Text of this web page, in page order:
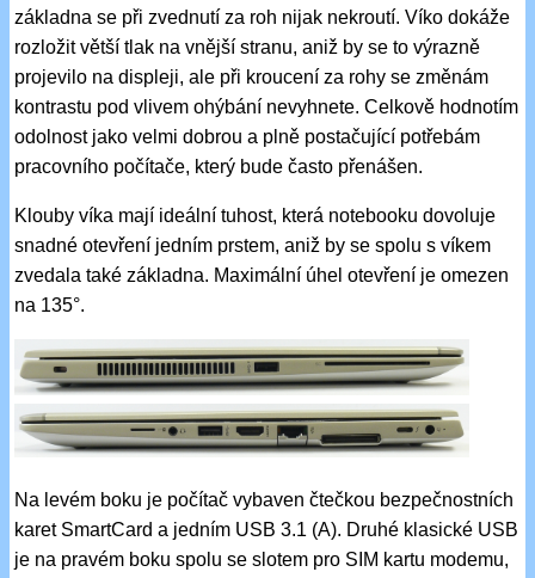
základna se při zvednutí za roh nijak nekroutí. Víko dokáže
rozložit větší tlak na vnější stranu, aniž by se to výrazně
projevilo na displeji, ale při kroucení za rohy se změnám
kontrastu pod vlivem ohýbání nevyhnete. Celkově hodnotím
odolnost jako velmi dobrou a plně postačující potřebám
pracovního počítače, který bude často přenášen.
Klouby víka mají ideální tuhost, která notebooku dovoluje
snadné otevření jedním prstem, aniž by se spolu s víkem
zvedala také základna. Maximální úhel otevření je omezen
na 135°.
Na levém boku je počítač vybaven čtečkou bezpečnostních
karet SmartCard a jedním USB 3.1 (A). Druhé klasické USB
je na pravém boku spolu se slotem pro SIM kartu modemu,